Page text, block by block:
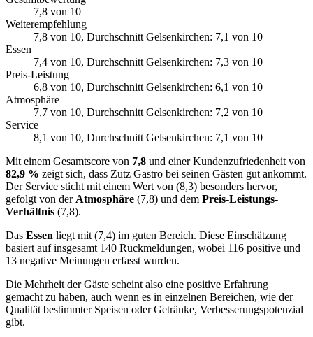
7,8 von 10
Weiterempfehlung
7,8 von 10, Durchschnitt Gelsenkirchen: 7,1 von 10
Essen
7,4 von 10, Durchschnitt Gelsenkirchen: 7,3 von 10
Preis-Leistung
6,8 von 10, Durchschnitt Gelsenkirchen: 6,1 von 10
Atmosphäre
7,7 von 10, Durchschnitt Gelsenkirchen: 7,2 von 10
Service
8,1 von 10, Durchschnitt Gelsenkirchen: 7,1 von 10
Mit einem Gesamtscore von 7,8 und einer Kundenzufriedenheit von
82,9 % zeigt sich, dass Zutz Gastro bei seinen Gästen gut ankommt.
Der Service sticht mit einem Wert von (8,3) besonders hervor,
gefolgt von der Atmosphäre (7,8) und dem Preis-Leistungs-
Verhältnis (7,8).
Das Essen liegt mit (7,4) im guten Bereich. Diese Einschätzung
basiert auf insgesamt 140 Rückmeldungen, wobei 116 positive und
13 negative Meinungen erfasst wurden.
Die Mehrheit der Gäste scheint also eine positive Erfahrung
gemacht zu haben, auch wenn es in einzelnen Bereichen, wie der
Qualität bestimmter Speisen oder Getränke, Verbesserungspotenzial
gibt.